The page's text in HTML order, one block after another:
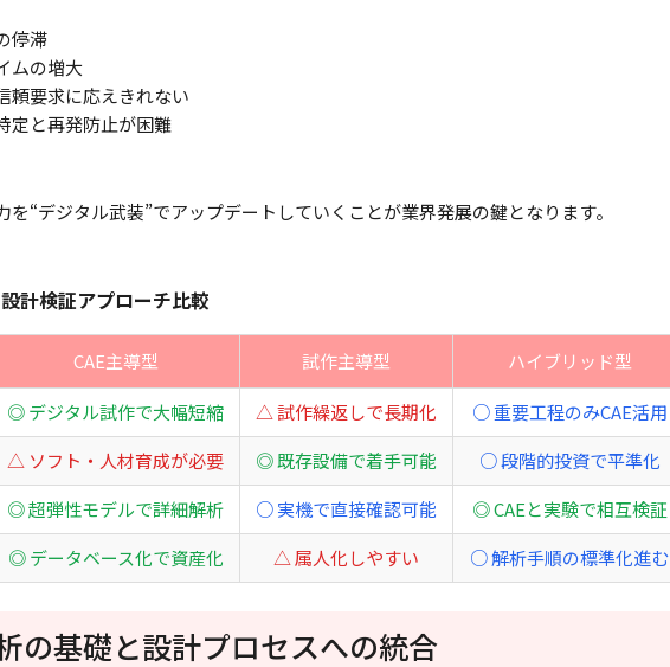
停滞
ムの増大
頼要求に応えきれない
定と再発防止が困難
“デジタル武装”でアップデートしていくことが業界発展の鍵となります。
計検証アプローチ比較
CAE主導型 試作主導型 ハイブリッド型
◎ デジタル試作で大幅短縮 △ 試作繰返しで長期化
○ 重要工程のみCAE活用
△ ソフト・人材育成が必要 ◎ 既存設備で着手可能
○ 段階的投資で平準化
◎ 超弾性モデルで詳細解析 ○ 実機で直接確認可能
◎ CAEと実験で相互検証
◎ データベース化で資産化 △ 属人化しやすい ○ 解析手順の標準化進む
の基礎と設計プロセスへの統合